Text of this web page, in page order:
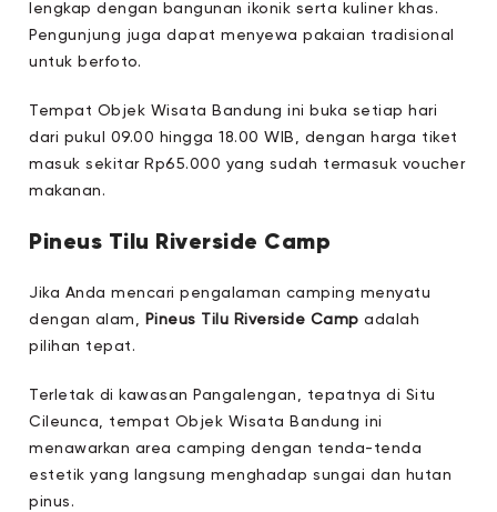
lengkap dengan bangunan ikonik serta kuliner khas.
Pengunjung juga dapat menyewa pakaian tradisional
untuk berfoto.
Tempat Objek Wisata Bandung ini buka setiap hari
dari pukul 09.00 hingga 18.00 WIB, dengan harga tiket
masuk sekitar Rp65.000 yang sudah termasuk voucher
makanan.
Pineus Tilu Riverside Camp
Jika Anda mencari pengalaman camping menyatu
dengan alam, Pineus Tilu Riverside Camp adalah
pilihan tepat.
Terletak di kawasan Pangalengan, tepatnya di Situ
Cileunca, tempat Objek Wisata Bandung ini
menawarkan area camping dengan tenda-tenda
estetik yang langsung menghadap sungai dan hutan
pinus.